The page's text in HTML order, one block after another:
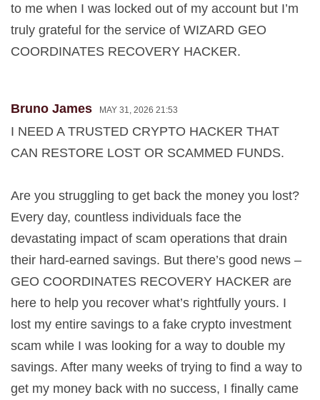
to me when I was locked out of my account but I’m
truly grateful for the service of WIZARD GEO
COORDINATES RECOVERY HACKER.
Bruno James MAY 31, 2026 21:53
I NEED A TRUSTED CRYPTO HACKER THAT
CAN RESTORE LOST OR SCAMMED FUNDS.
Are you struggling to get back the money you lost?
Every day, countless individuals face the
devastating impact of scam operations that drain
their hard-earned savings. But there’s good news –
GEO COORDINATES RECOVERY HACKER are
here to help you recover what’s rightfully yours. I
lost my entire savings to a fake crypto investment
scam while I was looking for a way to double my
savings. After many weeks of trying to find a way to
get my money back with no success, I finally came